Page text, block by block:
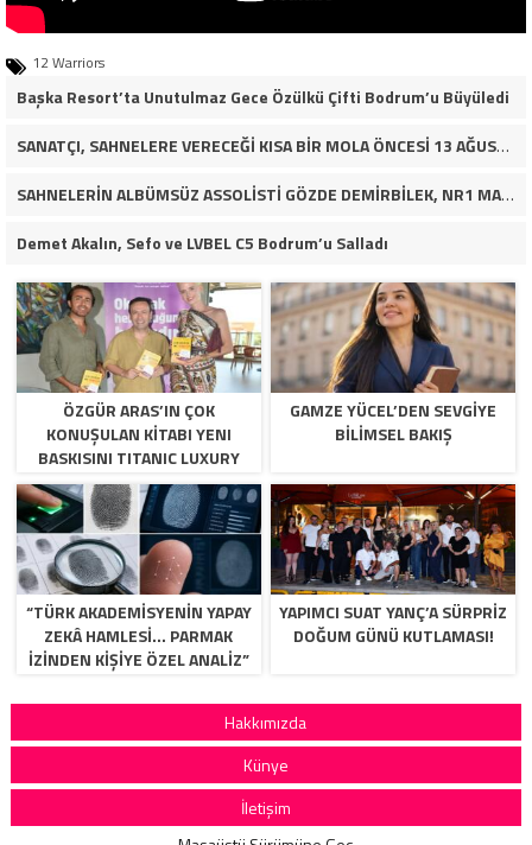
12 Warriors
Başka Resort’ta Unutulmaz Gece Özülkü Çifti Bodrum’u Büyüledi
SANATÇI, SAHNELERE VERECEĞİ KISA BİR MOLA ÖNCESİ 13 AĞUSTOS’TA SON KEZ HARBİYE’DE OLACAK!
SAHNELERİN ALBÜMSÜZ ASSOLİSTİ GÖZDE DEMİRBİLEK, NR1 MAGAZİN’DE: “SON ASSOLİST OLARAK VAR OLACAĞIM!”
Demet Akalın, Sefo ve LVBEL C5 Bodrum’u Salladı
ÖZGÜR ARAS’IN ÇOK
KONUŞULAN KİTABI YENI
BASKISINI TITANIC LUXURY
COLLECTION BODRUM’DA
KUTLADI
GAMZE YÜCEL’DEN SEVGİYE
BİLİMSEL BAKIŞ
“TÜRK AKADEMİSYENİN YAPAY
ZEKÂ HAMLESİ… PARMAK
İZİNDEN KİŞİYE ÖZEL ANALİZ”
YAPIMCI SUAT YANÇ’A SÜRPRIZ
DOĞUM GÜNÜ KUTLAMASI!
Hakkımızda
Künye
İletişim